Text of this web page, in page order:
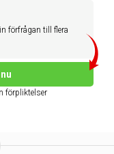
förfrågan till flera
förpliktelser